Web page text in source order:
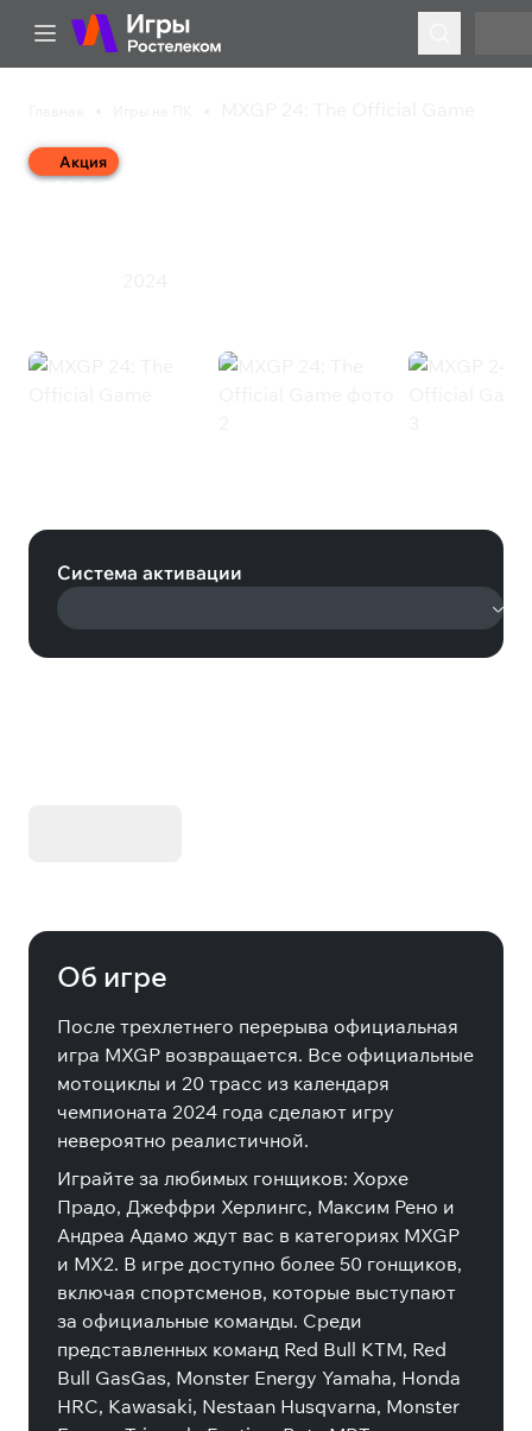
Акция
MXGP 24: The Official
Система активации
Об игре
После трехлетнего перерыва официальная
игра MXGP возвращается. Все официальные
мотоциклы и 20 трасс из календаря
чемпионата 2024 года сделают игру
невероятно реалистичной.
Играйте за любимых гонщиков: Хорхе
Прадо, Джеффри Херлингс, Максим Рено и
Андреа Адамо ждут вас в категориях MXGP
и MX2. В игре доступно более 50 гонщиков,
включая спортсменов, которые выступают
за официальные команды. Среди
представленных команд Red Bull KTM, Red
Bull GasGas, Monster Energy Yamaha, Honda
HRC, Kawasaki, Nestaan Husqvarna, Monster